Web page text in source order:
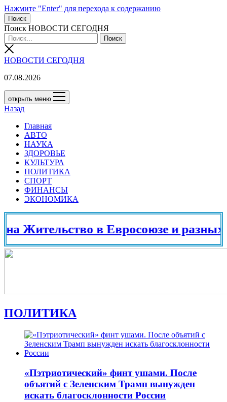
Нажмите "Enter" для перехода к содержанию
Поиск
Поиск НОВОСТИ СЕГОДНЯ
НОВОСТИ СЕГОДНЯ
07.08.2026
открыть меню
Назад
Главная
АВТО
НАУКА
ЗДОРОВЬЕ
КУЛЬТУРА
ПОЛИТИКА
СПОРТ
ФИНАНСЫ
ЭКОНОМИКА
в Евросоюзе и разных
ПОЛИТИКА
«Пэтриотический» финт ушами. После
объятий с Зеленским Трамп вынужден
искать благосклонности России